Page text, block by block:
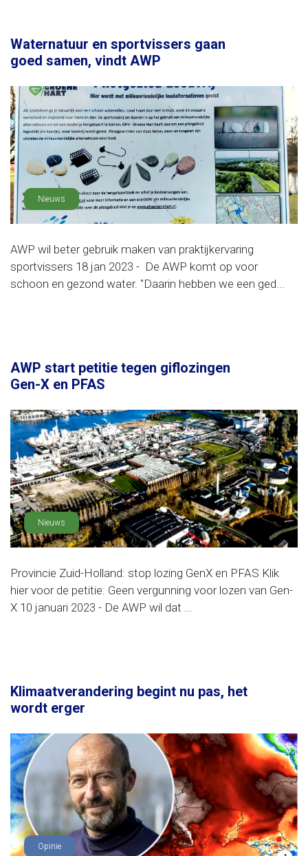
Waternatuur en sportvissers gaan
goed samen, vindt AWP
Nieuws
AWP wil beter gebruik maken van praktijkervaring
sportvissers 18 jan 2023 - De AWP komt op voor
schoon en gezond water. "Daarin hebben we een ged...
AWP start petitie tegen giflozingen
Gen-X en PFAS
Nieuws
Provincie Zuid-Holland: stop lozing GenX en PFAS Klik
hier voor de petitie: Geen vergunning voor lozen van Gen-
X 10 januari 2023 - De AWP wil dat ...
Klimaatverandering begint nu pas, het
wordt erger
Opinie